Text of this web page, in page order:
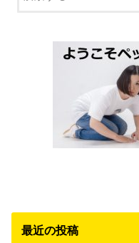
最近の投稿